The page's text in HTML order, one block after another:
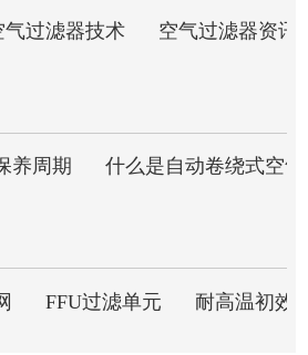
气过滤器技术 空气过滤器资讯
养周期 什么是自动卷绕式空
FFU过滤单元 耐高温初效